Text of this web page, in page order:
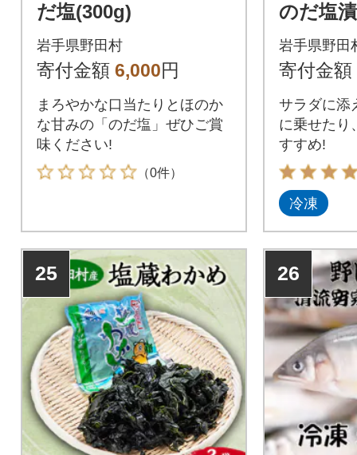
だ塩(300g)
岩手県野田村
寄付金額 6,000円
まろやかな口当たりとほのか
な甘みの「のだ塩」ぜひご賞
味ください!
（0件）
のだ塩
岩手県野田
寄付金額
サラダに添
に乗せたり
すすめ!
冷凍
25 26